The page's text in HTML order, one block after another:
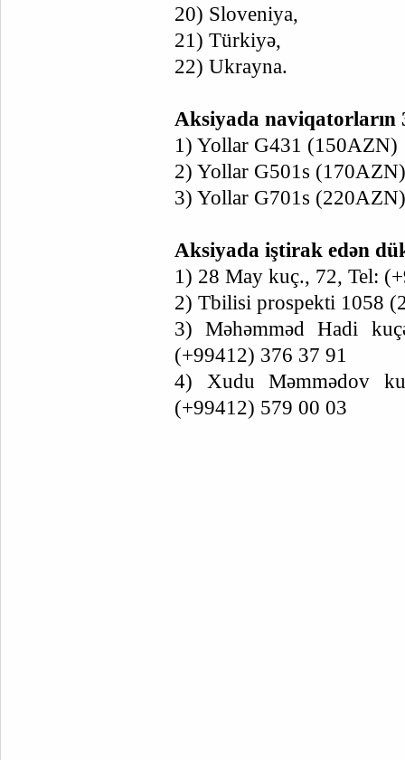
20) Sloveniya,
21) Türkiyə,
22) Ukrayna.
Aksiyada
1) Yollar G431 (150AZN)
2) Yollar G501s (170AZN)
3) Yollar G701s (220AZN)
Aksiyada iştirak edən
1) 28 May kuç., 72, Tel:
2) Tbilisi prospekti 1058
3) Məhəmməd Hadi
(+99412) 376 37 91
4) Xudu Məmmədov
(+99412) 579 00 03